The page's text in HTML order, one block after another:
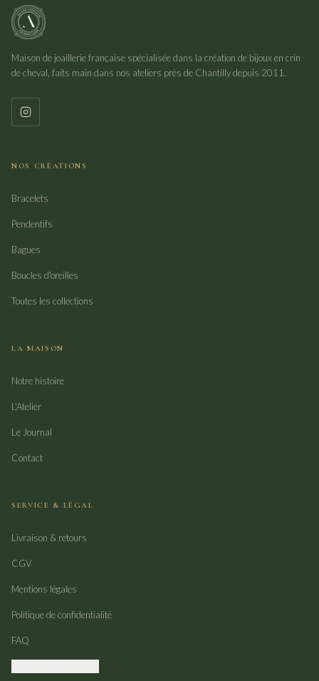
Maison de joaillerie française spécialisée dans la création de bijoux en crin
de cheval, faits main dans nos ateliers près de Chantilly depuis 2011.
NOS CRÉATIONS
Bracelets
Pendentifs
Bagues
Boucles d'oreilles
Toutes les collections
LA MAISON
Notre histoire
L'Atelier
Le Journal
Contact
SERVICE & LÉGAL
Livraison & retours
CGV
Mentions légales
Politique de confidentialité
FAQ